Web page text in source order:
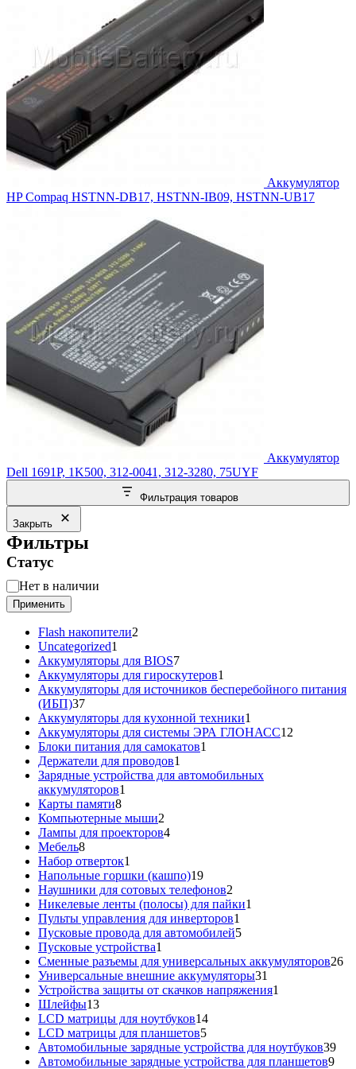
Аккумулятор
HP Compaq HSTNN-DB17, HSTNN-IB09, HSTNN-UB17
Аккумулятор
Dell 1691P, 1K500, 312-0041, 312-3280, 75UYF
Фильтрация товаров
Закрыть
Фильтры
Статус
Статус
Нет в наличии
Применить
Flash накопители2
Uncategorized1
товар
Аккумуляторы для BIOS77
товаров
Аккумуляторы для гироскутеров1
товар
Аккумуляторы для источников бесперебойного питания
(ИБП)3737
товаров
Аккумуляторы для кухонной техники1
товар
Аккумуляторы для системы ЭРА ГЛОНАСС12
Блоки питания для самокатов1
Держатели для проводов1
товар
Зарядные устройства для автомобильных
аккумуляторов1
Карты памяти88
товаров
Компьютерные мыши2
товара
Лампы для проекторов44
Мебель88
товаров
Набор отверток1
товар
Напольные горшки (кашпо)1919
товаров
Наушники для сотовых телефонов2
товара
Никелевые ленты (полосы) для пайки1
Пульты управления для инверторов1
товар
Пусковые провода для автомобилей55
Пусковые устройства1
товар
Сменные разъемы для универсальных аккумуляторов2626
Универсальные внешние аккумуляторы31
товар
Устройства защиты от скачков напряжения1
Шлейфы1313
товаров
LCD матрицы для ноутбуков1414
LCD матрицы для планшетов55
товаров
Автомобильные зарядные устройства для ноутбуков3939
Автомобильные зарядные устройства для планшетов99